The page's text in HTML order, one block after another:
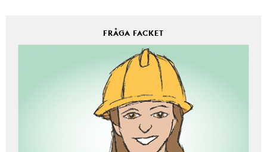
FRÅGA FACKET